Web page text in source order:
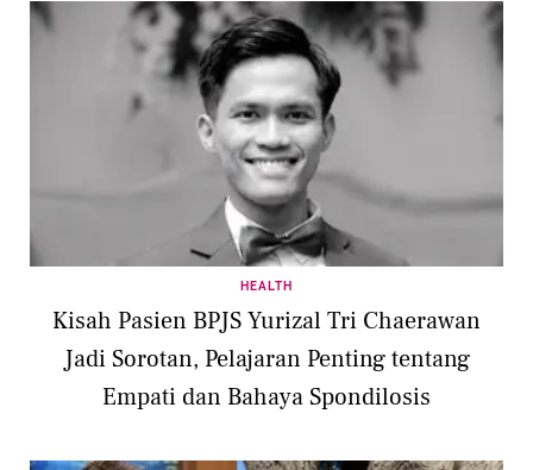
HEALTH
Kisah Pasien BPJS Yurizal Tri Chaerawan
Jadi Sorotan, Pelajaran Penting tentang
Empati dan Bahaya Spondilosis